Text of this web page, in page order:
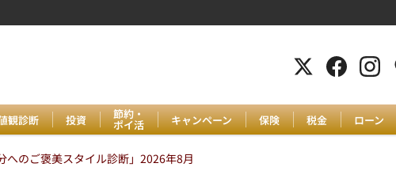
観診断 投資 節約・
ポイ活 キャンペーン 保険 税金 ローン
へのご褒美スタイル診断」2026年8月